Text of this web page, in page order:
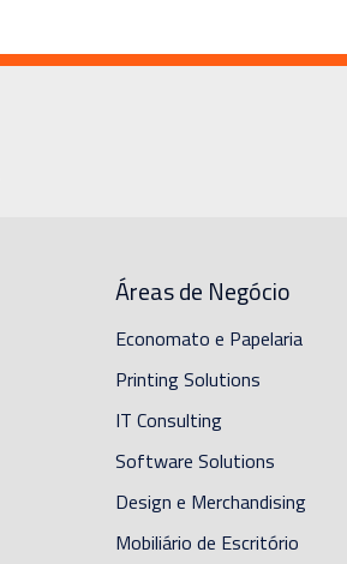
Áreas de Negócio
Economato e Papelaria
Printing Solutions
IT Consulting
Software Solutions
Design e Merchandising
Mobiliário de Escritório